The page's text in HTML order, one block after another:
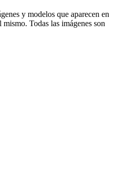
y modelos que aparecen en
Todas las imágenes son